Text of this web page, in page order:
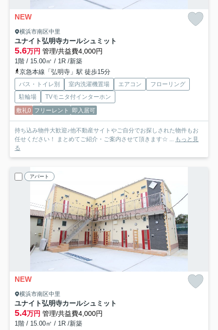
NEW
横浜市南区中里
ユナイト弘明寺カールシュミット
5.6万円 管理/共益費4,000円
1階 / 15.00㎡ / 1R /新築
京急本線「弘明寺」駅 徒歩15分
バス・トイレ別 室内洗濯機置場 エアコン
フローリング
駐輪場
TVモニタ付インターホン
敷礼0 フリーレント 即入居可
持ち込み物件大歓迎♪他不動産サイトやご自分でお探しされた物件もお
任せください！ まとめてご紹介・ご案内させて頂きます☆ ... もっと見
る
アパート
NEW
横浜市南区中里
ユナイト弘明寺カールシュミット
5.4万円 管理/共益費4,000円
1階 / 15.00㎡ / 1R /新築